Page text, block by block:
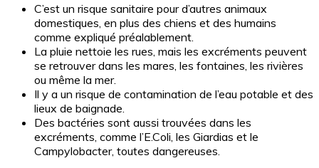
C’est un risque sanitaire pour d’autres animaux
domestiques, en plus des chiens et des humains
comme expliqué préalablement.
La pluie nettoie les rues, mais les excréments peuvent
se retrouver dans les mares, les fontaines, les rivières
ou même la mer.
Il y a un risque de contamination de l’eau potable et des
lieux de baignade.
Des bactéries sont aussi trouvées dans les
excréments, comme l’E.Coli, les Giardias et le
Campylobacter, toutes dangereuses.